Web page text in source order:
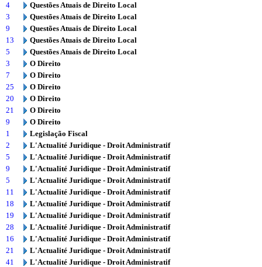
4
Questões Atuais de Direito Local
3
Questões Atuais de Direito Local
9
Questões Atuais de Direito Local
13
Questões Atuais de Direito Local
5
Questões Atuais de Direito Local
3
O Direito
7
O Direito
25
O Direito
20
O Direito
21
O Direito
9
O Direito
1
Legislação Fiscal
2
L'Actualité Juridique - Droit Administratif
5
L'Actualité Juridique - Droit Administratif
9
L'Actualité Juridique - Droit Administratif
5
L'Actualité Juridique - Droit Administratif
11
L'Actualité Juridique - Droit Administratif
18
L'Actualité Juridique - Droit Administratif
19
L'Actualité Juridique - Droit Administratif
28
L'Actualité Juridique - Droit Administratif
16
L'Actualité Juridique - Droit Administratif
21
L'Actualité Juridique - Droit Administratif
41
L'Actualité Juridique - Droit Administratif